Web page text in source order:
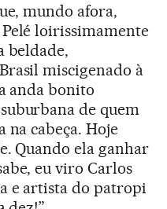
mundo afora,
loirissimamente
beldade,
miscigenado à
anda bonito
de quem
na cabeça. Hoje
Quando ela ganhar
eu viro Carlos
e artista do patropi